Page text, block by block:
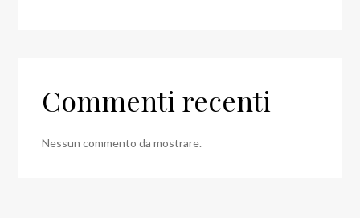
Commenti recenti
Nessun commento da mostrare.